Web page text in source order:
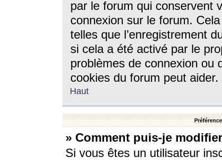
par le forum qui conservent
connexion sur le forum.
telles que l’enregistrement
si cela a été activé par le
problèmes de connexion ou
cookies du forum peut aider.
Haut
» Comment puis-je
Si vous êtes un utilisateur